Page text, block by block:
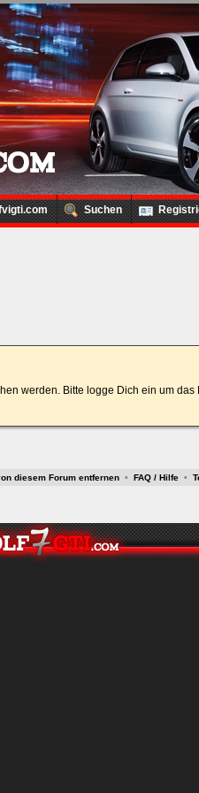
Suchen
werden. Bitte logge Dich ein um das
diesem Forum entfernen • FAQ / Hilfe •